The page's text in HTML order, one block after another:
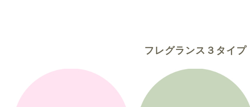
フレグランス３タイプ